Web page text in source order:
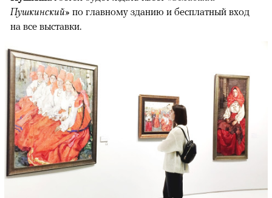
Пушкинский» по главному зданию и бесплатный вход
на все выставки.